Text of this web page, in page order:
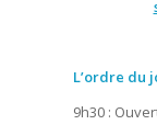
L’ordre du
9h30 :